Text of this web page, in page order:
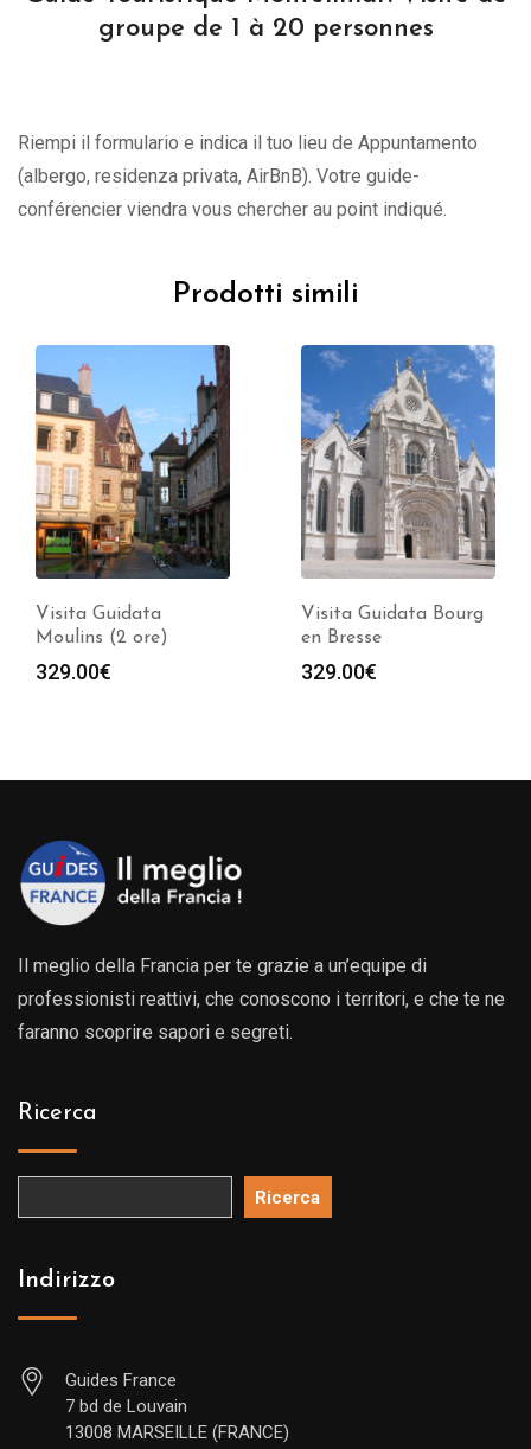
groupe de 1 à 20 personnes
Riempi il formulario e indica il tuo lieu de Appuntamento
(albergo, residenza privata, AirBnB). Votre guide-
conférencier viendra vous chercher au point indiqué.
Prodotti simili
Visita Guidata
Moulins (2 ore)
329.00€
Visita Guidata Bourg
en Bresse
329.00€
Il meglio della Francia per te grazie a un’equipe di
professionisti reattivi, che conoscono i territori, e che te ne
faranno scoprire sapori e segreti.
Ricerca
Ricerca
Indirizzo
Guides France
7 bd de Louvain
13008 MARSEILLE (FRANCE)